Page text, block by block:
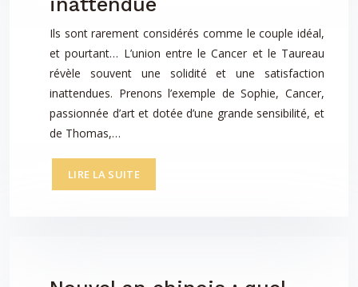
Ils sont rarement considérés comme le couple idéal,
et pourtant… L’union entre le Cancer et le Taureau
révèle souvent une solidité et une satisfaction
inattendues. Prenons l’exemple de Sophie, Cancer,
passionnée d’art et dotée d’une grande sensibilité, et
de Thomas,…
LIRE LA SUITE